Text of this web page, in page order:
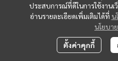
ประสบการณ์ที่ดีในการใช้งาน
อ่านรายละเอียดเพิ่มเติมได้ที่ น
นโยบา
ตั้งค่าคุกกี้